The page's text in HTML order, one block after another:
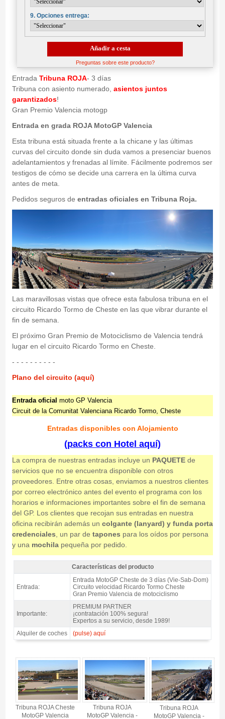
9. Opciones entrega:
Preguntas sobre este producto?
Entrada Tribuna ROJA- 3 días
Tribuna con asiento numerado, asientos juntos
garantizados!
Gran Premio Valencia motogp
Entrada en grada ROJA MotoGP Valencia
Esta tribuna está situada frente a la chicane y las últimas
curvas del circuito donde sin duda vamos a presenciar buenos
adelantamientos y frenadas al límite. Fácilmente podremos ser
testigos de cómo se decide una carrera en la última curva
antes de meta.
Pedidos seguros de entradas oficiales en Tribuna Roja.
Las maravillosas vistas que ofrece esta fabulosa tribuna en el
circuito Ricardo Tormo de Cheste en las que vibrar durante el
fin de semana.
El próximo Gran Premio de Motociclismo de Valencia tendrá
lugar en el circuito Ricardo Tormo en Cheste.
- - - - - - - - - -
Plano del circuito (aquí)
Entrada oficial moto GP Valencia
Circuit de la Comunitat Valenciana Ricardo Tormo, Cheste
Entradas disponibles con Alojamiento
(packs con Hotel aquí)
La compra de nuestras entradas incluye un PAQUETEde
servicios que no se encuentra disponible con otros
proveedores. Entre otras cosas, enviamos a nuestros clientes
por correo electrónico antes del evento el programa con los
horarios e informaciones importantes sobre el fin de semana
del GP. Los clientes que recojan sus entradas en nuestra
oficina recibirán además un colgante (lanyard) y funda porta
credenciales , un par de tapones para los oídos por persona
y una mochilapequeña por pedido.
Entrada MotoGP Tribuna ROJA, GP Valencia 2026 - Características del
producto
Características del producto
Entrada:
Entrada MotoGP Cheste de 3 días (Vie-Sab-Dom)
Circuito velocidad Ricardo Tormo Cheste
Gran Premio Valencia de motociclismo
Importante:
PREMIUM PARTNER
¡contratación 100% segura!
Expertos a su servicio, desde 1989!
Alquiler de coches
(pulse) aquí
Tribuna ROJA Cheste
MotoGP Valencia
Tribuna ROJA
MotoGP Valencia -
Tribuna ROJA
MotoGP Valencia -